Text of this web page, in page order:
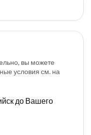
вы можете
условия см. на
до Вашего